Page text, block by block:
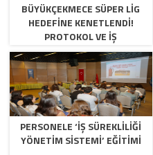
BÜYÜKÇEKMECE SÜPER LİG
HEDEFİNE KENETLENDİ!
PROTOKOL VE İŞ
DÜNYASINDAN BASKETBOL
TAKIMINA TAM DESTEK…
PERSONELE ‘İŞ SÜREKLİLİĞİ
YÖNETİM SİSTEMİ’ EĞİTİMİ